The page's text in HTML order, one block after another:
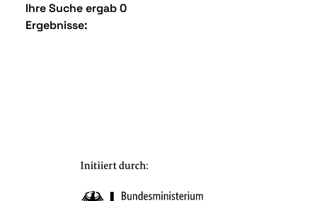
Ihre Suche ergab 0
Ergebnisse: